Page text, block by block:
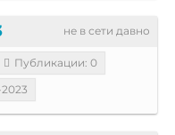
не в сети давно
Публикации: 0